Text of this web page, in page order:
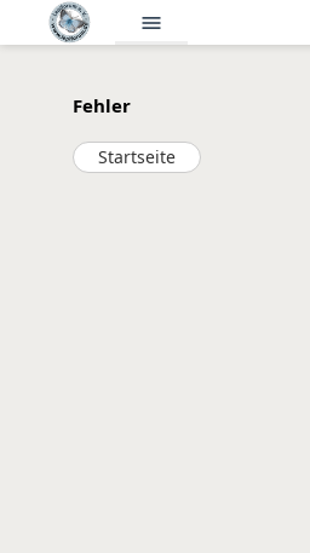
menu
Fehler
Startseite